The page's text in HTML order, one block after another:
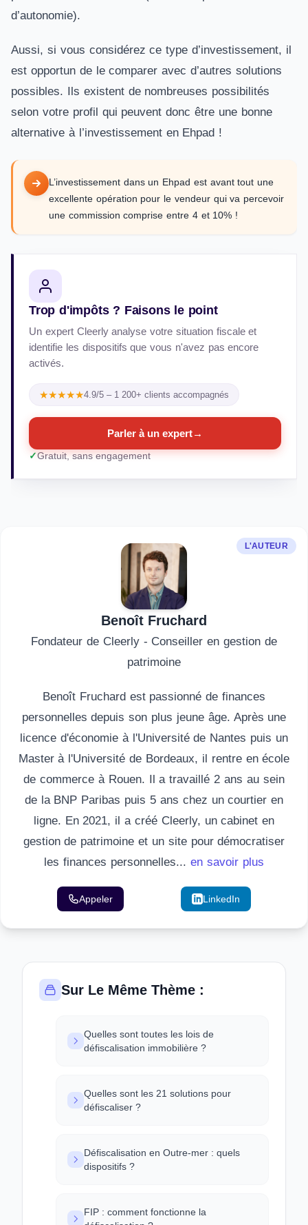
d’autonomie).
Aussi, si vous considérez ce type d’investissement, il
est opportun de le comparer avec d’autres solutions
possibles. Ils existent de nombreuses possibilités
selon votre profil qui peuvent donc être une bonne
alternative à l’investissement en Ehpad !
L’investissement dans un Ehpad est avant tout une
excellente opération pour le vendeur qui va percevoir
une commission comprise entre 4 et 10% !
Trop d'impôts ? Faisons le point
Un expert Cleerly analyse votre situation fiscale et
identifie les dispositifs que vous n'avez pas encore
activés.
★★★★★4.9/5 – 1 200+ clients accompagnés
Parler à un expert→
Gratuit, sans engagement
L'AUTEUR
Benoît Fruchard
Fondateur de Cleerly - Conseiller en gestion de
patrimoine
Benoît Fruchard est passionné de finances
personnelles depuis son plus jeune âge. Après une
licence d'économie à l'Université de Nantes puis un
Master à l'Université de Bordeaux, il rentre en école
de commerce à Rouen. Il a travaillé 2 ans au sein
de la BNP Paribas puis 5 ans chez un courtier en
ligne. En 2021, il a créé Cleerly, un cabinet en
gestion de patrimoine et un site pour démocratiser
les finances personnelles... en savoir plus
Appeler LinkedIn
Sur Le Même Thème :
Quelles sont toutes les lois de
défiscalisation immobilière ?
Quelles sont les 21 solutions pour
défiscaliser ?
Défiscalisation en Outre-mer : quels
dispositifs ?
FIP : comment fonctionne la